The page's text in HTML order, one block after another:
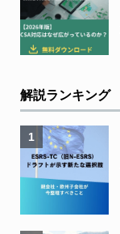
解説ランキング
1